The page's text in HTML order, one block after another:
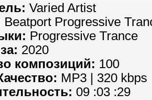
Varied Artist
Beatport Progressive
Progressive Trance
2020
композиций: 100
MP3 | 320 kbps
09 :03 :29